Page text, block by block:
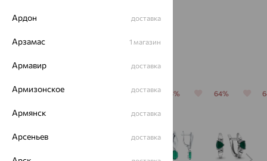
друза
агата
Похожие изделия
64% 64% 64% 64%
Ардон доставка
Арзамас 1 магазин
Армавир доставка
Армизонское доставка
Армянск доставка
Арсеньев доставка